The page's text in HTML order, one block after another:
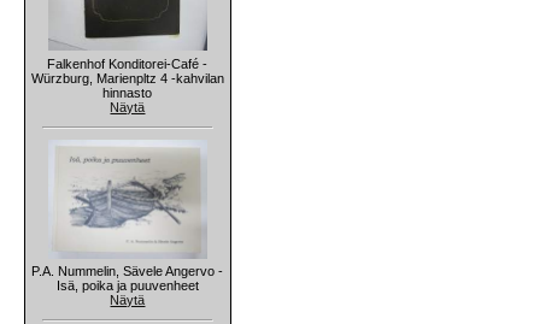
Falkenhof Konditorei-Café -
Würzburg, Marienpltz 4 -kahvilan
hinnasto
Näytä
P.A. Nummelin, Sävele Angervo -
Isä, poika ja puuvenheet
Näytä